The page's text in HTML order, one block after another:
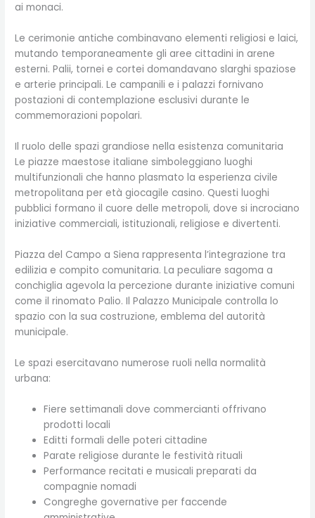
ai monaci.
Le cerimonie antiche combinavano elementi religiosi e laici,
mutando temporaneamente gli aree cittadini in arene
esterni. Palii, tornei e cortei domandavano slarghi spaziose
e arterie principali. Le campanili e i palazzi fornivano
postazioni di contemplazione esclusivi durante le
commemorazioni popolari.
Il ruolo delle spazi grandiose nella esistenza comunitaria
Le piazze maestose italiane simboleggiano luoghi
multifunzionali che hanno plasmato la esperienza civile
metropolitana per età giocagile casino. Questi luoghi
pubblici formano il cuore delle metropoli, dove si incrociano
iniziative commerciali, istituzionali, religiose e divertenti.
Piazza del Campo a Siena rappresenta l’integrazione tra
edilizia e compito comunitaria. La peculiare sagoma a
conchiglia agevola la percezione durante iniziative comuni
come il rinomato Palio. Il Palazzo Municipale controlla lo
spazio con la sua costruzione, emblema del autorità
municipale.
Le spazi esercitavano numerose ruoli nella normalità
urbana:
Fiere settimanali dove commercianti offrivano
prodotti locali
Editti formali delle poteri cittadine
Parate religiose durante le festività rituali
Performance recitati e musicali preparati da
compagnie nomadi
Congreghe governative per faccende